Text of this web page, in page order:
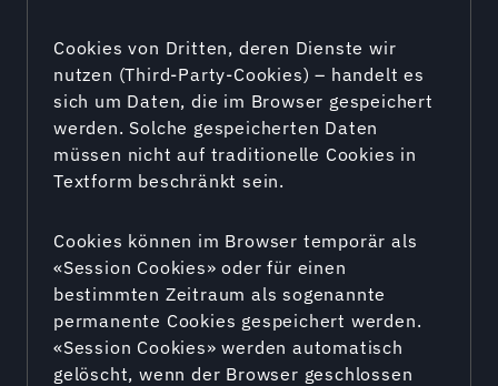
Cookies von Dritten, deren Dienste wir
nutzen (Third-Party-Cookies) – handelt es
sich um Daten, die im Browser gespeichert
werden. Solche gespeicherten Daten
müssen nicht auf traditionelle Cookies in
Textform beschränkt sein.
Cookies können im Browser temporär als
«Session Cookies» oder für einen
bestimmten Zeitraum als sogenannte
permanente Cookies gespeichert werden.
«Session Cookies» werden automatisch
gelöscht, wenn der Browser geschlossen